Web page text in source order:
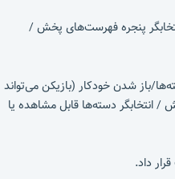
پنجره فهرست‌های پخش /
باز شدن خودکار (بازیکن می‌تواند
دسته‌ها قابل مشاهده یا
داد.